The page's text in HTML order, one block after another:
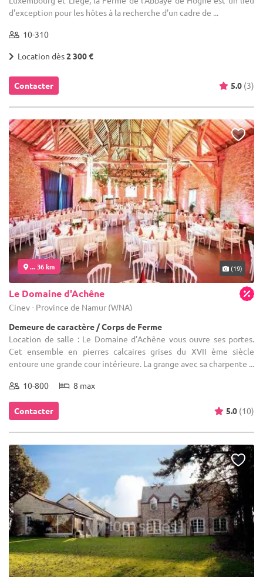
d'exception pour les hôtes à la recherche d'un cadre de ...
10-310
Location dès2 300 €
Contacter 5.0 (3)
... 36 km (19)
Le Domaine d'Achêne
Ciney - Province de Namur (WNA)
Demeure de caractère / Corps de Ferme
Location de salle : Le Domaine d’Achêne vous ouvre ses portes.
Cet ensemble en pierres calcaires grises du XVII ème siècle
entoure une grande cour intérieure. La grange avec sa charpente ...
10-800 8 max
Contacter 5.0 (10)